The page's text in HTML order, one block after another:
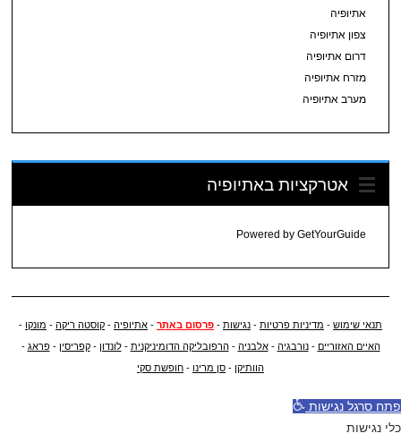
אתיופיה
צפון אתיופיה
דרום אתיופיה
מזרח אתיופיה
מערב אתיופיה
אטרקציות באתיופיה
Powered by GetYourGuide
תנאי שימוש - מדיניות פרטיות - נגישות - פרסום באתר - אתיופיה - קוסטה ריקה - מונקו -
האיים האזוריים -נורבגיה -אלבניה -הרפובליקה הדומיניקנית -לונדון -קפריסין -פראג -
הוותיקן - סן מרינו - חופשת סקי
פתח סרגל נגישות
כלי נגישות